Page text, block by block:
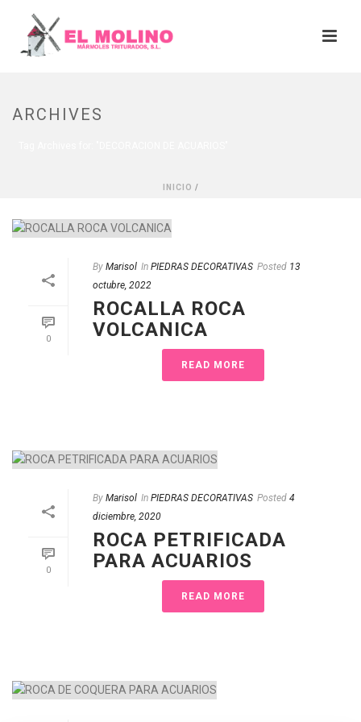
ARCHIVES
INICIO /
0
By Marisol In PIEDRAS DECORATIVAS Posted 13
octubre, 2022
ROCALLA ROCA
VOLCANICA
READ MORE
0
By Marisol In PIEDRAS DECORATIVAS Posted 4
diciembre, 2020
ROCA PETRIFICADA
PARA ACUARIOS
READ MORE